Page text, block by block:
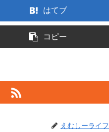
はてブ
コピー
えむしーライフ